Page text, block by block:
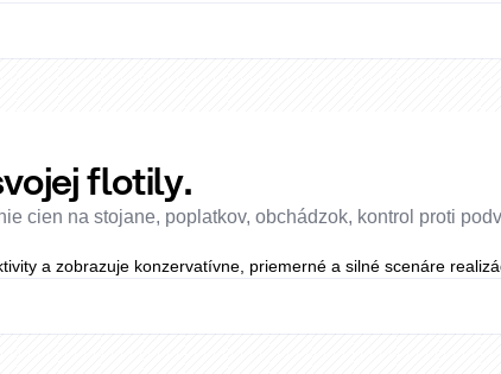
flotily.
cien na stojane, poplatkov, obchádzok, kontrol proti
a zobrazuje konzervatívne, priemerné a silné scenáre